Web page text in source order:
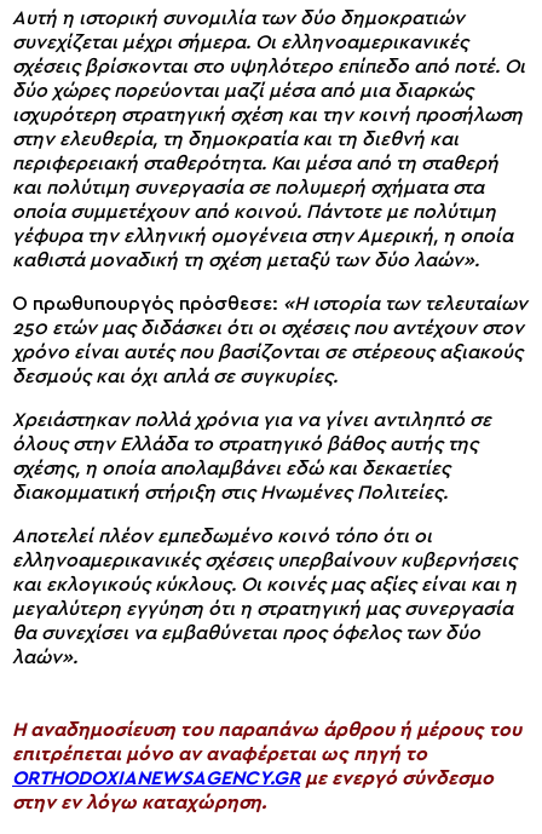
Αυτή η ιστορική συνομιλία των δύο δημοκρατιών
συνεχίζεται μέχρι σήμερα. Οι ελληνοαμερικανικές
σχέσεις βρίσκονται στο υψηλότερο επίπεδο από ποτέ. Οι
δύο χώρες πορεύονται μαζί μέσα από μια διαρκώς
ισχυρότερη στρατηγική σχέση και την κοινή προσήλωση
στην ελευθερία, τη δημοκρατία και τη διεθνή και
περιφερειακή σταθερότητα. Και μέσα από τη σταθερή
και πολύτιμη συνεργασία σε πολυμερή σχήματα στα
οποία συμμετέχουν από κοινού. Πάντοτε με πολύτιμη
γέφυρα την ελληνική ομογένεια στην Αμερική, η οποία
καθιστά μοναδική τη σχέση μεταξύ των δύο λαών».
Ο πρωθυπουργός πρόσθεσε: «Η ιστορία των τελευταίων
250 ετών μας διδάσκει ότι οι σχέσεις που αντέχουν στον
χρόνο είναι αυτές που βασίζονται σε στέρεους αξιακούς
δεσμούς και όχι απλά σε συγκυρίες.
Χρειάστηκαν πολλά χρόνια για να γίνει αντιληπτό σε
όλους στην Ελλάδα το στρατηγικό βάθος αυτής της
σχέσης, η οποία απολαμβάνει εδώ και δεκαετίες
διακομματική στήριξη στις Ηνωμένες Πολιτείες.
Αποτελεί πλέον εμπεδωμένο κοινό τόπο ότι οι
ελληνοαμερικανικές σχέσεις υπερβαίνουν κυβερνήσεις
και εκλογικούς κύκλους. Οι κοινές μας αξίες είναι και η
μεγαλύτερη εγγύηση ότι η στρατηγική μας συνεργασία
θα συνεχίσει να εμβαθύνεται προς όφελος των δύο
λαών».
H αναδημοσίευση του παραπάνω άρθρου ή μέρους του
επιτρέπεται μόνο αν αναφέρεται ως πηγή το
ORTHODOXIANEWSAGENCY.GRμε ενεργό σύνδεσμο
στην εν λόγω καταχώρηση.